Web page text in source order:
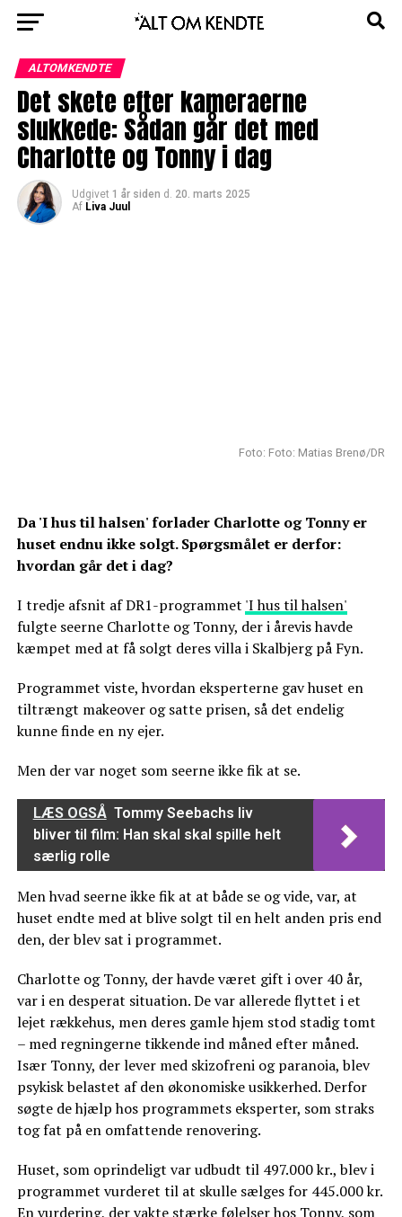
ALTOMKENDTE
Det skete efter kameraerne
slukkede: Sådan går det med
Charlotte og Tonny i dag
Udgivet 1 år siden d. 20. marts 2025
Af Liva Juul
Foto: Foto: Matias Brenø/DR
Da 'I hus til halsen' forlader Charlotte og Tonny er
huset endnu ikke solgt. Spørgsmålet er derfor:
hvordan går det i dag?
I tredje afsnit af DR1-programmet 'I hus til halsen'
fulgte seerne Charlotte og Tonny, der i årevis havde
kæmpet med at få solgt deres villa i Skalbjerg på Fyn.
Programmet viste, hvordan eksperterne gav huset en
tiltrængt makeover og satte prisen, så det endelig
kunne finde en ny ejer.
Men der var noget som seerne ikke fik at se.
LÆS OGSÅ Tommy Seebachs liv
bliver til film: Han skal skal spille helt
særlig rolle
Men hvad seerne ikke fik at at både se og vide, var, at
huset endte med at blive solgt til en helt anden pris end
den, der blev sat i programmet.
Charlotte og Tonny, der havde været gift i over 40 år,
var i en desperat situation. De var allerede flyttet i et
lejet rækkehus, men deres gamle hjem stod stadig tomt
– med regningerne tikkende ind måned efter måned.
Især Tonny, der lever med skizofreni og paranoia, blev
psykisk belastet af den økonomiske usikkerhed. Derfor
søgte de hjælp hos programmets eksperter, som straks
tog fat på en omfattende renovering.
Huset, som oprindeligt var udbudt til 497.000 kr., blev i
programmet vurderet til at skulle sælges for 445.000 kr.
En vurdering, der vakte stærke følelser hos Tonny, som